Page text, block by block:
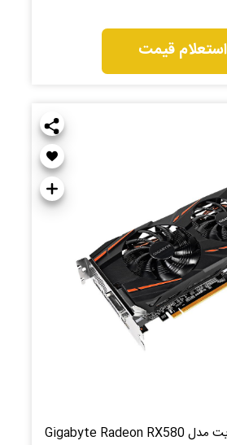
استعلام قیمت
کارت گرافیک گیگابایت مدل Gigabyte Radeon RX580